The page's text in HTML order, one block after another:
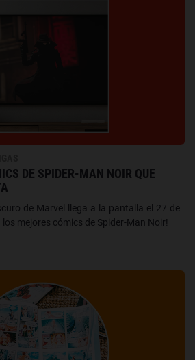
DE SPIDER-MAN NOIR QUE
de Marvel llega a la pantalla el 27 de
los mejores cómics de Spider-Man Noir!